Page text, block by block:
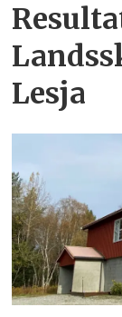
Lesja